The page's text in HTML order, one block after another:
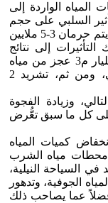
الواردة إلى
السلبي على حجم
الرقعة الزراعية، حيث من المتوقع أن يتم حرمان 3-5 ملايين
إلى نتائج
بيئية، واجتماعية خطيرة، فكل (4-5) مليار م3 عجز من مياه
النيل يعادل بوار مليون فدان زراعي، ومن ثم، تشريد 2
وزيادة الفجوة
ويترتب على كل ما سبق تعُّرض
كميات المياه
محطات مياه الشرب
السياحة النيلية،
الجوفية، وتدهور
فضلاً عما يصاحب ذلك